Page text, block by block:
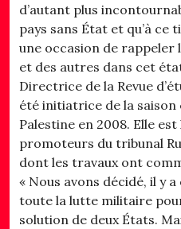
d’autant plus
pays sans État et qu’à ce
une occasion de rappeler
et des autres dans cet
Directrice de la Revue
été initiatrice de la
Palestine en 2008. Elle est
promoteurs du tribunal
dont les travaux ont
« Nous avons décidé, il y
toute la lutte militaire
solution de deux États.